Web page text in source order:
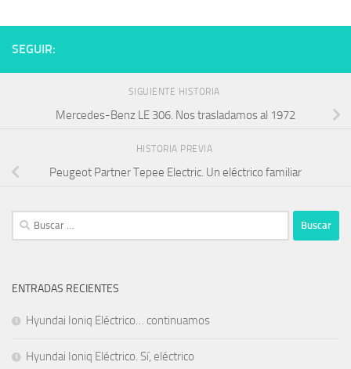
SEGUIR:
SIGUIENTE HISTORIA
Mercedes-Benz LE 306. Nos trasladamos al 1972
HISTORIA PREVIA
Peugeot Partner Tepee Electric. Un eléctrico familiar
Buscar:
ENTRADAS RECIENTES
Hyundai Ioniq Eléctrico… continuamos
Hyundai Ioniq Eléctrico. Sí, eléctrico